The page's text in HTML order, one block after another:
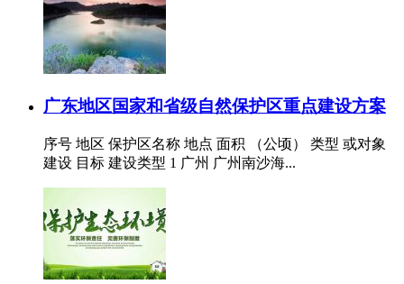
广东地区国家和省级自然保护区重点建设方案
序号 地区 保护区名称 地点 面积 （公顷） 类型 或对象
建设 目标 建设类型 1 广州 广州南沙海...